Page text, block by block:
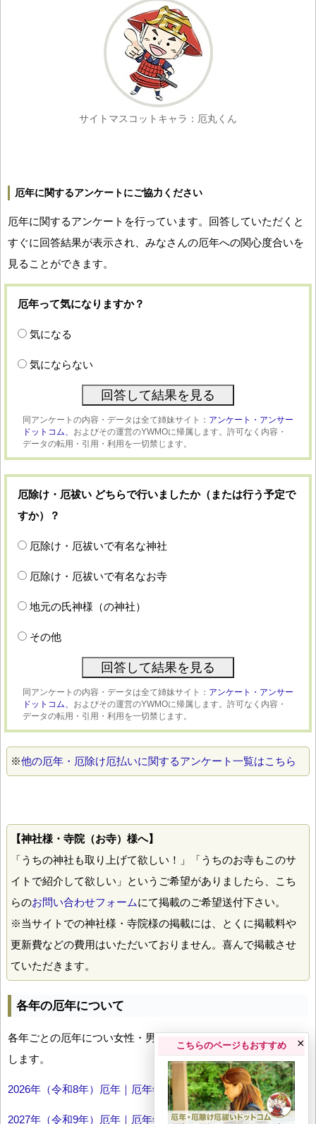
サイトマスコットキャラ：厄丸くん
厄年に関するアンケートにご協力ください
厄年に関するアンケートを行っています。回答していただくと
すぐに回答結果が表示され、みなさんの厄年への関心度合いを
見ることができます。
厄年って気になりますか？
気になる
気にならない
同アンケートの内容・データは全て姉妹サイト： アンケート・アンサー
ドットコム、 およびその運営のYWMOに帰属します。許可なく内容・
データの転用・引用・利用を一切禁じます。
厄除け・厄祓い どちらで行いましたか（または行う予定で
すか）？
厄除け・厄祓いで有名な神社
厄除け・厄祓いで有名なお寺
地元の氏神様（の神社）
その他
同アンケートの内容・データは全て姉妹サイト： アンケート・アンサー
ドットコム、 およびその運営のYWMOに帰属します。許可なく内容・
データの転用・引用・利用を一切禁じます。
※他の厄年・厄除け厄払いに関するアンケート一覧はこちら
【神社様・寺院（お寺）様へ】
「うちの神社も取り上げて欲しい！」「うちのお寺もこのサ
イトで紹介して欲しい」というご希望がありましたら、こち
らのお問い合わせフォームにて掲載のご希望送付下さい。
※当サイトでの神社様・寺院様の掲載には、とくに掲載料や
更新費などの費用はいただいておりません。喜んで掲載させ
ていただきます。
各年の厄年について
各年ごとの厄年につい女性・男性の年齢早見表とともにお伝え
します。
2026年（令和8年）厄年｜厄年年齢早見表
2027年（令和9年）厄年｜厄年年齢早見表
こちらのページもおすすめ ×